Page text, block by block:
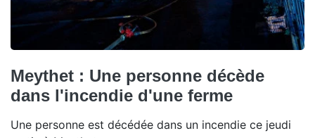
Meythet : Une personne décède
dans l'incendie d'une ferme
Une personne est décédée dans un incendie ce jeudi